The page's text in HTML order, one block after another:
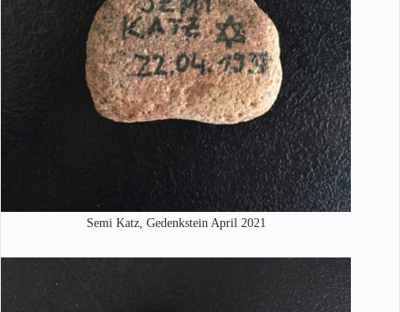
Semi Katz, Gedenkstein April 2021